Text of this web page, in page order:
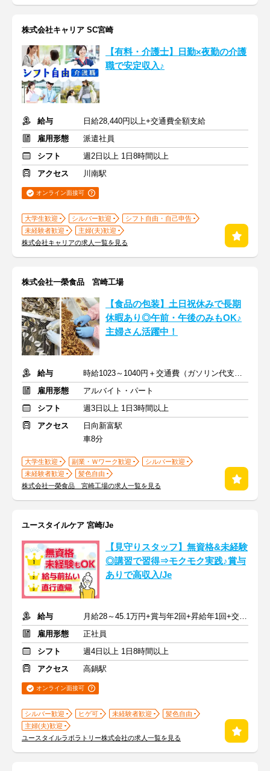
株式会社キャリア SC宮崎
【有料・介護士】日勤×夜勤の介護
職で安定収入♪
給与
日給28,440円以上+交通費全額支給
雇用形態
派遣社員
シフト
週2日以上 1日8時間以上
アクセス
川南駅
オンライン面接可
大学生歓迎 シルバー歓迎
シフト自由・自己申告
未経験者歓迎
主婦(夫)歓迎
株式会社キャリアの求人一覧を見る
株式会社一榮食品 宮崎工場
【食品の包装】土日祝休みで長期
休暇あり◎午前・午後のみもOK♪
主婦さん活躍中！
給与
時給1023～1040円＋交通費（ガソリン代支給）
雇用形態
アルバイト・パート
シフト
週3日以上 1日3時間以上
アクセス
日向新富駅
車8分
大学生歓迎 副業・Ｗワーク歓迎
シルバー歓迎
未経験者歓迎
髪色自由
株式会社一榮食品 宮崎工場の求人一覧を見る
ユースタイルケア 宮崎/Je
【見守りスタッフ】無資格&未経験
◎講習で習得⇒モクモク実践♪賞与
ありで高収入/Je
給与
月給28～45.1万円+賞与年2回+昇給年1回+交通費全額
雇用形態
正社員
シフト
週4日以上 1日8時間以上
アクセス
高鍋駅
オンライン面接可
シルバー歓迎 ヒゲ可 未経験者歓迎
髪色自由
主婦(夫)歓迎
ユースタイルラボラトリー株式会社の求人一覧を見る